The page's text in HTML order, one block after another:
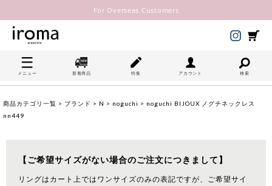
For Overseas Customers
メニュー 新着商品 特集 アカウント 検索
商品カテゴリ一覧 > ブランド > N > noguchi > noguchi BIJOUX ノグチネックレス
nn449
【ご希望サイズがない場合のご注文につきまして】
リングはカート上ではワンサイズのみの表記ですが、ご希望サイ